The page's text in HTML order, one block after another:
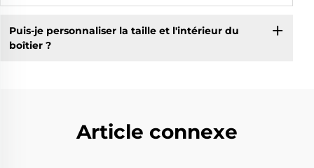
Puis-je personnaliser la taille et l'intérieur du
boîtier ?
Article connexe